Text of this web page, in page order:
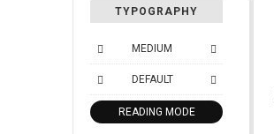
TYPOGRAPHY
MEDIUM
DEFAULT
READING MODE